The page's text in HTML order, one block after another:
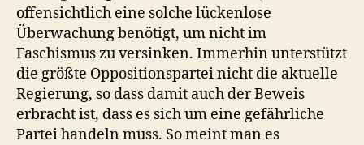
offensichtlich eine solche lückenlose
Überwachung benötigt, um nicht im
Faschismus zu versinken. Immerhin unterstützt
die größte Oppositionspartei nicht die aktuelle
Regierung, so dass damit auch der Beweis
erbracht ist, dass es sich um eine gefährliche
Partei handeln muss. So meint man es